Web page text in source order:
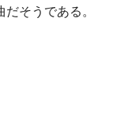
そうである。